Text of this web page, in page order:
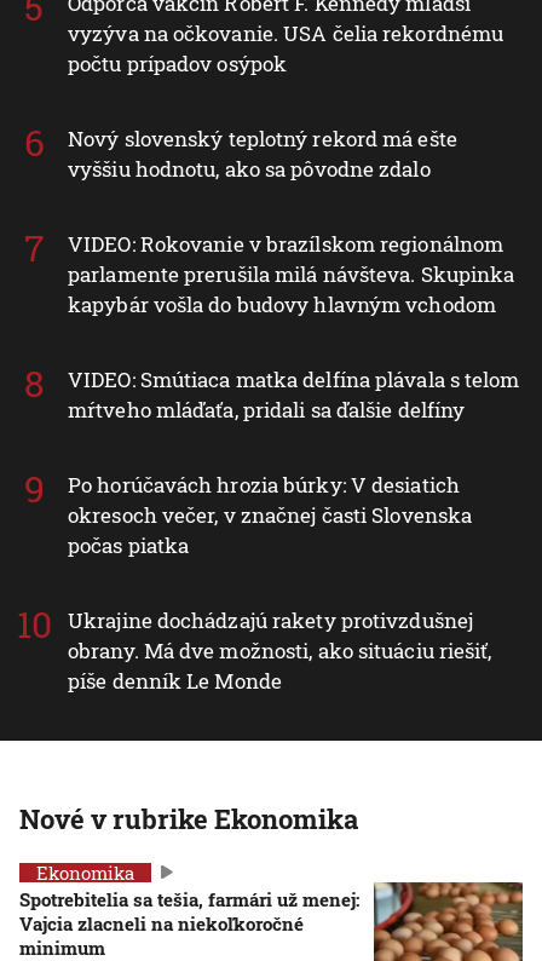
vyzýva na očkovanie. USA čelia rekordnému
počtu prípadov osýpok
Nový slovenský teplotný rekord má ešte
vyššiu hodnotu, ako sa pôvodne zdalo
VIDEO: Rokovanie v brazílskom regionálnom
parlamente prerušila milá návšteva. Skupinka
kapybár vošla do budovy hlavným vchodom
VIDEO: Smútiaca matka delfína plávala s telom
mŕtveho mláďaťa, pridali sa ďalšie delfíny
Po horúčavách hrozia búrky: V desiatich
okresoch večer, v značnej časti Slovenska
počas piatka
Ukrajine dochádzajú rakety protivzdušnej
obrany. Má dve možnosti, ako situáciu riešiť,
píše denník Le Monde
Nové v rubrike Ekonomika
Ekonomika
Spotrebitelia sa tešia, farmári už menej:
Vajcia zlacneli na niekoľkoročné
minimum